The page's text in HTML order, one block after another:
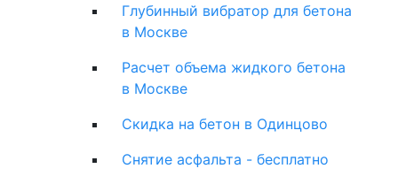
Глубинный вибратор для бетона
в Москве
Расчет объема жидкого бетона
в Москве
Скидка на бетон в Одинцово
Снятие асфальта - бесплатно